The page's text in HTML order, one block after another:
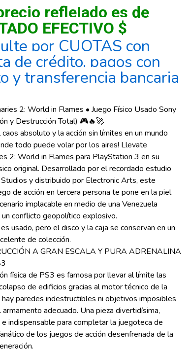
reflejado es de
EFECTIVO $
por CUOTAS con
de crédito, pagos con
y transferencia bancaria
2: World in Flames • Juego Físico Usado Sony
y Destrucción Total) 🎮🔥🚀
caos absoluto y la acción sin límites en un mundo
todo puede volar por los aires! Llevate
2: World in Flames para PlayStation 3 en su
original. Desarrollado por el recordado estudio
y distribuido por Electronic Arts, este
de acción en tercera persona te pone en la piel
implacable en medio de una Venezuela
un conflicto geopolítico explosivo.
usado, pero el disco y la caja se conservan en un
de colección.
A GRAN ESCALA Y PURA ADRENALINA
física de PS3 es famosa por llevar al límite las
de edificios gracias al motor técnico de la
hay paredes indestructibles ni objetivos imposibles
adecuado. Una pieza divertidísima,
indispensable para completar la juegoteca de
de los juegos de acción desenfrenada de la